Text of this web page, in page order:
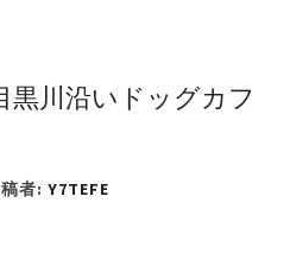
黒川沿いドッグカフ
者: Y7TEFE